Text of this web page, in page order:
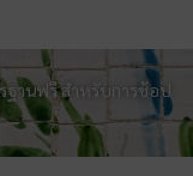
ฐานฟรี สำหรับการช้อป